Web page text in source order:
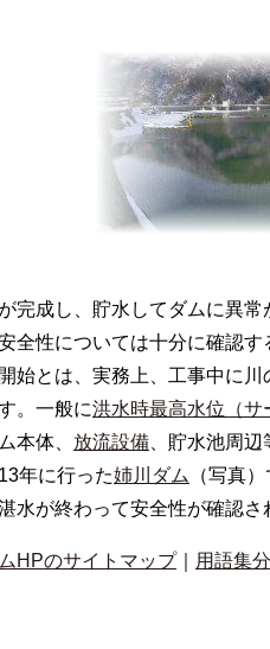
完成し、貯水してダムに異
全性については十分に確認す
始とは、実務上、工事中に
。一般に洪水時最高水位（サ
本体、 放流設備 、貯水池周
年に行った姉川ダム
（写真
水が終わって安全性が確認さ
HPのサイトマップ｜ 用語集